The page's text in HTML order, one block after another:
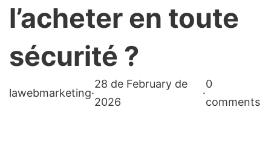
l’acheter en toute
sécurité ?
lawebmarketing·
28 de February de
2026
·
0
comments